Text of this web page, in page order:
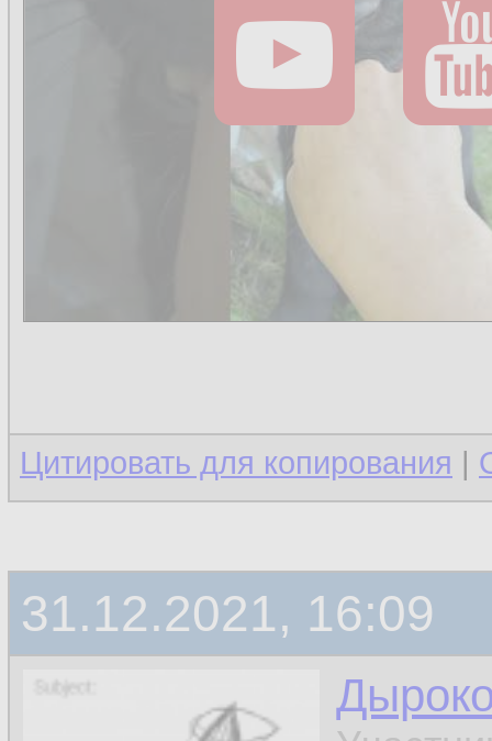
Цитировать для копирования |
31.12.2021, 16:09